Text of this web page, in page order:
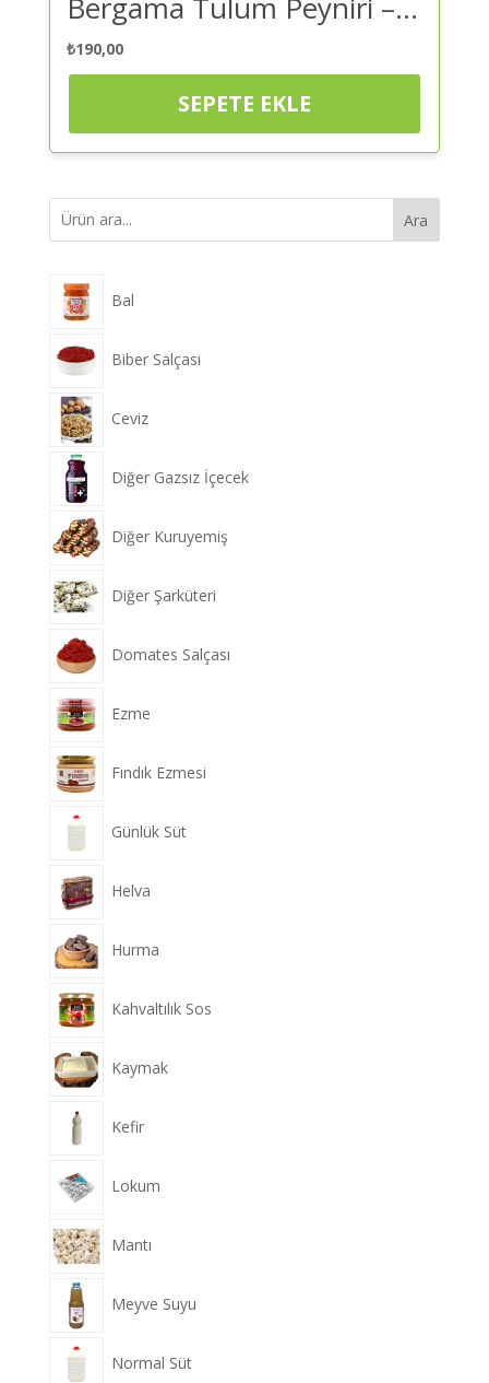
₺190,00
SEPETE EKLE
Ara
Bal
Biber Salçası
Ceviz
Diğer Gazsız İçecek
Diğer Kuruyemiş
Diğer Şarküteri
Domates Salçası
Ezme
Fındık Ezmesi
Günlük Süt
Helva
Hurma
Kahvaltılık Sos
Kaymak
Kefir
Lokum
Mantı
Meyve Suyu
Normal Süt